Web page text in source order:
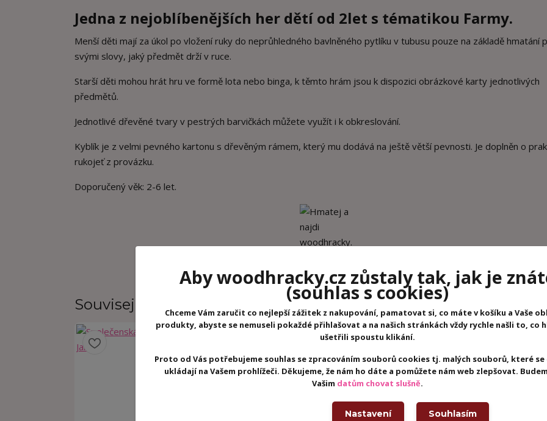
Jedna z nejoblíbenějších her dětí od 2let s tématikou Farmy.
Menší děti mají za úkol po vložení ruky do neprůhledného bavlněného pytlíku v tubusu pouze na základě hmatání
svými slovy, jaký předmět drží v ruce.
Starší děti mohou hrát hru ve formě lota nebo binga, k těmto hrám jsou k dispozici obrázkové karty jednotlivých
předmětů.
Jednotlivé dřevěné tvary v pestrých barvičkách můžete využít i k obkreslování.
Kyblík je z velmi pevného kartonu s dřevěným rámem, který mu dodává na ještě větší pevnosti. Je doplněn o
rukojeť z provázku.
Doporučený věk: 2-6 let.
Související zboží
Aby woodhracky.cz zůstaly tak, jak je
(souhlas s cookies)
Chceme Vám zaručit co nejlepší zážitek z nakupování, pamatovat si, co máte v košíku a Vaše
produkty, abyste se nemuseli pokaždé přihlašovat a na našich stránkách vždy rychle našli to, co
ušetřili spoustu klikání.
Proto od Vás potřebujeme souhlas se zpracováním souborů cookies tj. malých souborů, které se
ukládají na Vašem prohlížeči. Děkujeme, že nám ho dáte a pomůžete nám web zlepšovat.
Vašim datům chovat slušně.
Nastavení Souhlasím